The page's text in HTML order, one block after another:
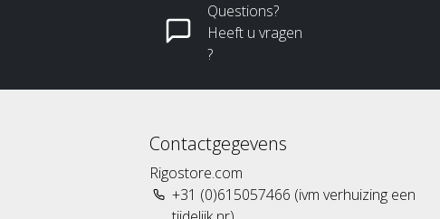
Questions?
Heeft u vragen
?
Contactgegevens
Rigostore.com
+31 (0)615057466 (ivm verhuizing een